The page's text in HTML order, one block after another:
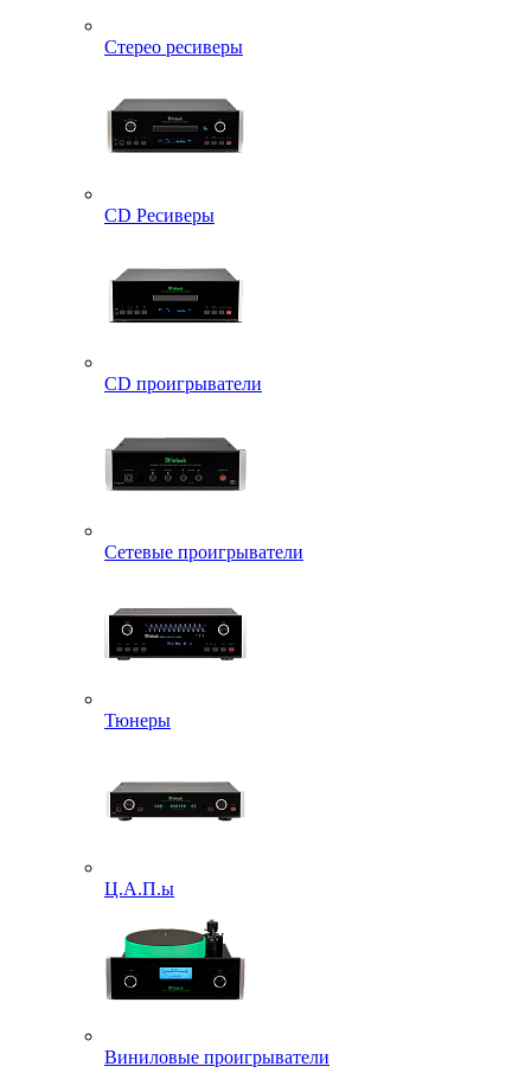
Стерео ресиверы
CD Ресиверы
CD проигрыватели
Сетевые проигрыватели
Тюнеры
Ц.А.П.ы
Виниловые проигрыватели